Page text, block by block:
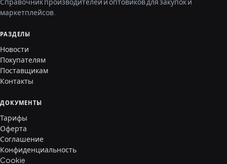
маркетплейсов.
РАЗДЕЛЫ
Новости
Покупателям
Поставщикам
Контакты
ДОКУМЕНТЫ
Тарифы
Оферта
Соглашение
Конфиденциальность
Cookie